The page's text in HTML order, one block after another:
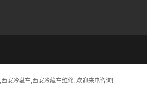
,西安冷藏车,西安冷藏车维修, 欢迎来电咨询!